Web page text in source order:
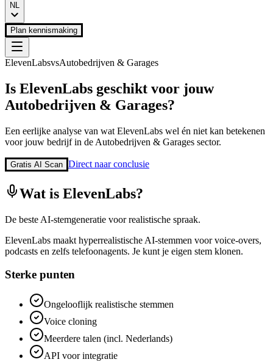
NL
Plan kennismaking
ElevenLabsvsAutobedrijven & Garages
Is ElevenLabs geschikt voor jouw
Autobedrijven & Garages?
Een eerlijke analyse van wat ElevenLabs wel én niet kan betekenen
voor jouw bedrijf in de Autobedrijven & Garages sector.
Gratis AI Scan Direct naar conclusie
Wat is ElevenLabs?
De beste AI-stemgeneratie voor realistische spraak.
ElevenLabs maakt hyperrealistische AI-stemmen voor voice-overs,
podcasts en zelfs telefoonagents. Je kunt je eigen stem klonen.
Sterke punten
Ongelooflijk realistische stemmen
Voice cloning
Meerdere talen (incl. Nederlands)
API voor integratie